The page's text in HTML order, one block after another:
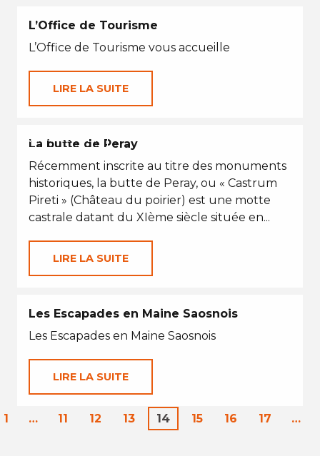
L’Office de Tourisme
L’Office de Tourisme vous accueille
LIRE LA SUITE
VACANCES D'ÉTÉ
La butte de Peray
Récemment inscrite au titre des monuments
historiques, la butte de Peray, ou « Castrum
Pireti » (Château du poirier) est une motte
castrale datant du XIème siècle située en...
LIRE LA SUITE
Les Escapades en Maine Saosnois
Les Escapades en Maine Saosnois
LIRE LA SUITE
1 … 11 12 13 14 15 16 17 …